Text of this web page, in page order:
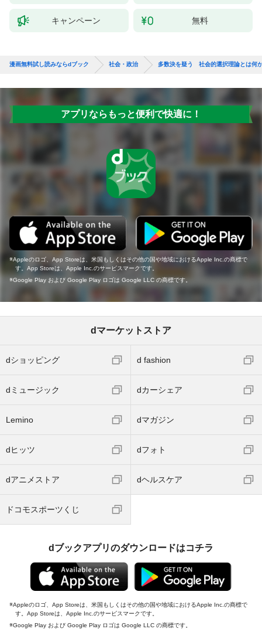
キャンペーン 無料
漫画無料試し読みならdブック 社会・政治 多数決を疑う 社会的選択理論とは何
アプリならもっと便利で快適に！
Appleのロゴ、App Storeは、米国もしくはその他の国や地域におけるApple Inc.の商標で
す。App Storeは、Apple Inc.のサービスマークです。
Google Play および Google Play ロゴは Google LLC の商標です。
dマーケットストア
dショッピング d fashion
dミュージック dカーシェア
Lemino dマガジン
dヒッツ dフォト
dアニメストア dヘルスケア
ドコモスポーツくじ
dブックアプリのダウンロードはコチラ
Appleのロゴ、App Storeは、米国もしくはその他の国や地域におけるApple Inc.の商標で
す。App Storeは、Apple Inc.のサービスマークです。
Google Play および Google Play ロゴは Google LLC の商標です。